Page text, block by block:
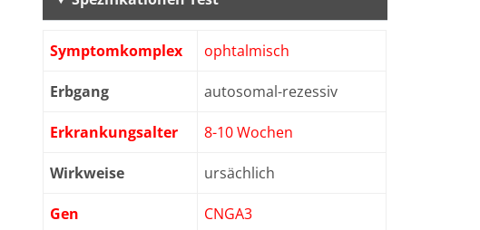
Symptomkomplex ophtalmisch
Erbgang autosomal-rezessiv
Erkrankungsalter 8-10 Wochen
Wirkweise ursächlich
Gen CNGA3